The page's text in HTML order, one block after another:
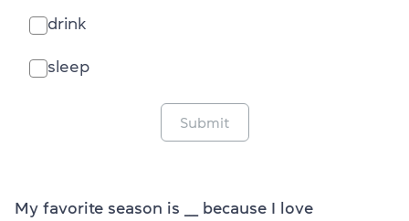
drink
sleep
Submit
My favorite season is ___ because I love